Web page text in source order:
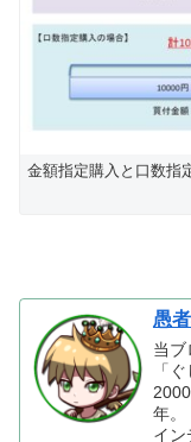
金額指定購入と口数指
愚
当ブ
「
年。
イン